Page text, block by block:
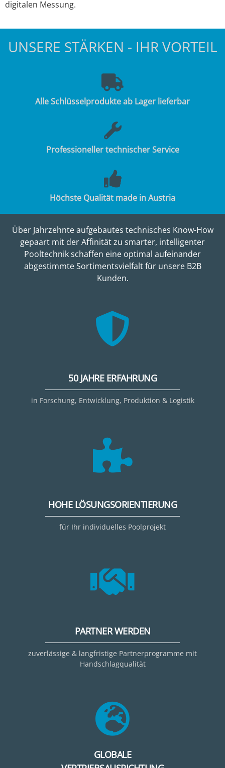
digitalen Messung.
UNSERE STÄRKEN - IHR VORTEIL
Alle Schlüsselprodukte ab Lager lieferbar
Professioneller technischer Service
Höchste Qualität made in Austria
Über Jahrzehnte aufgebautes technisches Know-How
gepaart mit der Affinität zu smarter, intelligenter
Pooltechnik schaffen eine optimal aufeinander
abgestimmte Sortimentsvielfalt für unsere B2B
Kunden.
50 JAHRE ERFAHRUNG
in Forschung, Entwicklung, Produktion & Logistik
HOHE LÖSUNGSORIENTIERUNG
für Ihr individuelles Poolprojekt
PARTNER WERDEN
zuverlässige & langfristige Partnerprogramme mit
Handschlagqualität
GLOBALE